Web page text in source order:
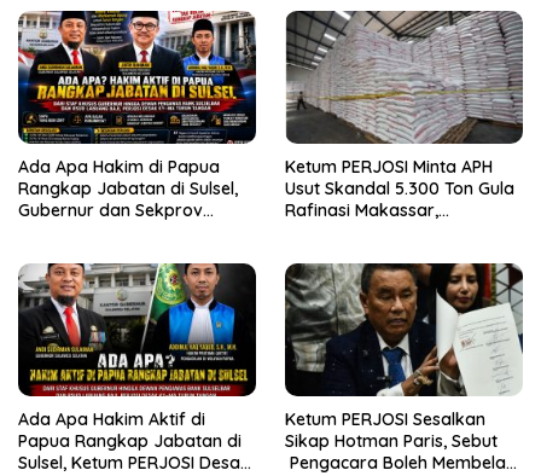
Ada Apa Hakim di Papua
Rangkap Jabatan di Sulsel,
Gubernur dan Sekprov
Ketum PERJOSI Minta APH
Usut Skandal 5.300 Ton Gula
Rafinasi Makassar,
Ada Apa Hakim Aktif di
Papua Rangkap Jabatan di
Sulsel, Ketum PERJOSI Desak
Ketum PERJOSI Sesalkan
Sikap Hotman Paris, Sebut
Pengacara Boleh Membela